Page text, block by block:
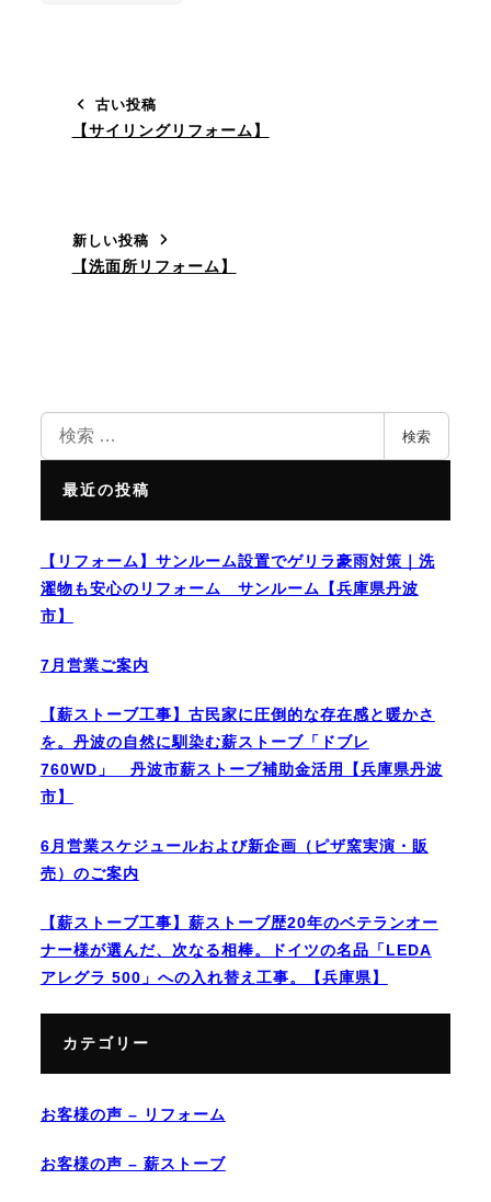
古い投稿
【サイリングリフォーム】
新しい投稿
【洗面所リフォーム】
索
検索
最近の投稿
【リフォーム】サンルーム設置でゲリラ豪雨対策｜洗
濯物も安心のリフォーム サンルーム【兵庫県丹波
市】
7月営業ご案内
【薪ストーブ工事】古民家に圧倒的な存在感と暖かさ
を。丹波の自然に馴染む薪ストーブ「ドブレ
760WD」 丹波市薪ストーブ補助金活用【兵庫県丹波
市】
6月営業スケジュールおよび新企画（ピザ窯実演・販
売）のご案内
【薪ストーブ工事】薪ストーブ歴20年のベテランオー
ナー様が選んだ、次なる相棒。ドイツの名品「LEDA
アレグラ 500」への入れ替え工事。【兵庫県】
カテゴリー
お客様の声 – リフォーム
お客様の声 – 薪ストーブ